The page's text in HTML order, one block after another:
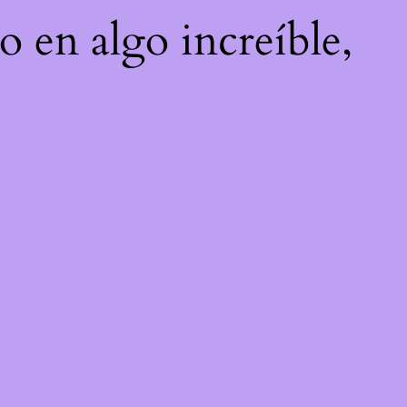
en algo increíble,